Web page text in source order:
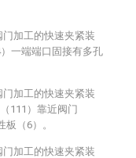
加工的快速夹紧装
一端端口固接有多孔
加工的快速夹紧装
111）靠近阀门
板（6）。
加工的快速夹紧装